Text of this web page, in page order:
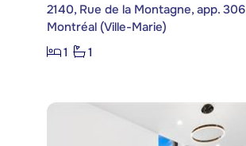
2140, Rue de la Montagne, app. 306
Montréal (Ville-Marie)
1
1